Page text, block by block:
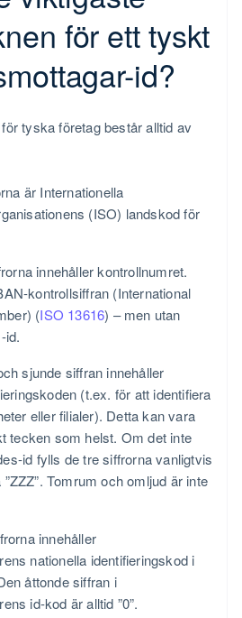
för ett tyskt
id?
tyska företag består alltid av
är Internationella
(ISO) landskod för
innehåller kontrollnumret.
kontrollsiffran (International
(ISO 13616) – men utan
id.
sjunde siffran innehåller
(t.ex. för att identifiera
eller filialer). Detta kan vara
tecken som helst. Om det inte
id fylls de tre siffrorna vanligtvis
Tomrum och omljud är inte
innehåller
nationella identifieringskod i
åttonde siffran i
id-kod är alltid ”0”.